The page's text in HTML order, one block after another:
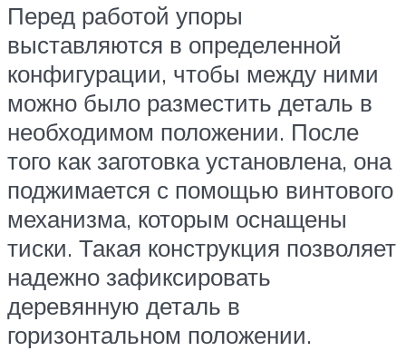
Перед работой упоры
выставляются в определенной
конфигурации, чтобы между ними
можно было разместить деталь в
необходимом положении. После
того как заготовка установлена, она
поджимается с помощью винтового
механизма, которым оснащены
тиски. Такая конструкция позволяет
надежно зафиксировать
деревянную деталь в
горизонтальном положении.